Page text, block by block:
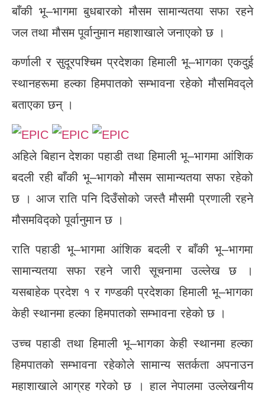
बाँकी भू–भागमा बुधबारको मौसम सामान्यतया सफा रहने
जल तथा मौसम पूर्वानुमान महाशाखाले जनाएको छ ।
कर्णाली र सुदूरपश्चिम प्रदेशका हिमाली भू–भागका एकदुई
स्थानहरूमा हल्का हिमपातको सम्भावना रहेको मौसमिवद्ले
बताएका छन् ।
अहिले बिहान देशका पहाडी तथा हिमाली भू–भागमा आंशिक
बदली रही बाँकी भू–भागको मौसम सामान्यतया सफा रहेको
छ । आज राति पनि दिउँसोको जस्तै मौसमी प्रणाली रहने
मौसमविद्को पूर्वानुमान छ ।
राति पहाडी भू–भागमा आंशिक बदली र बाँकी भू–भागमा
सामान्यतया सफा रहने जारी सूचनामा उल्लेख छ ।
यसबाहेक प्रदेश १ र गण्डकी प्रदेशका हिमाली भू–भागका
केही स्थानमा हल्का हिमपातको सम्भावना रहेको छ ।
उच्च पहाडी तथा हिमाली भू–भागका केही स्थानमा हल्का
हिमपातको सम्भावना रहेकोले सामान्य सतर्कता अपनाउन
महाशाखाले आग्रह गरेको छ । हाल नेपालमा उल्लेखनीय